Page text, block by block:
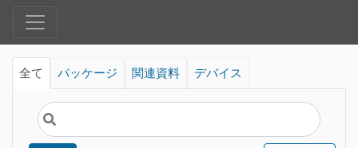
全て パッケージ 関連資料 デバイス